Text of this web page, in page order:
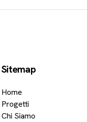
Sitemap
Home
Progetti
Chi Siamo